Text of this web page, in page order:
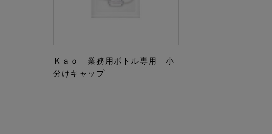
Ｋａｏ 業務用ボトル専用 小
分けキャップ